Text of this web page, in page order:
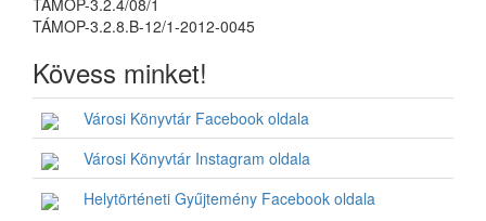
TÁMOP-3.2.4/08/1
TÁMOP-3.2.8.B-12/1-2012-0045
Kövess minket!
Városi Könyvtár Facebook oldala
Városi Könyvtár Instagram oldala
Helytörténeti Gyűjtemény Facebook oldala